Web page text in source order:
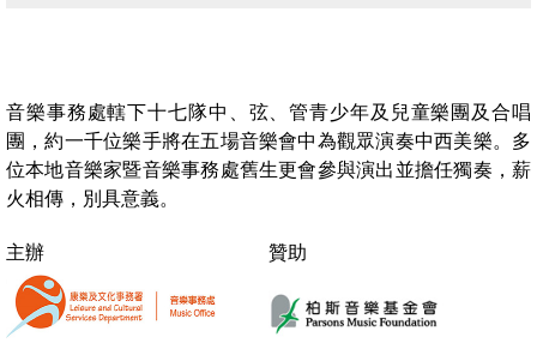
音樂事務處轄下十七隊中、弦、管青少年及兒童樂團及合唱
團，約一千位樂手將在五場音樂會中為觀眾演奏中西美樂。多
位本地音樂家暨音樂事務處舊生更會參與演出並擔任獨奏，薪
火相傳，別具意義。
主辦 贊助